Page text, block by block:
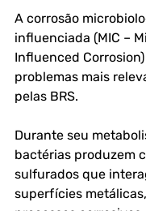
A corrosão
influenciada (MIC –
Influenced
problemas mais
pelas BRS.
Durante seu
bactérias produzem
sulfurados que
superfícies